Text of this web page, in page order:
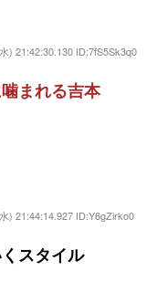
) 21:42:30.130 ID:7fS5Sk3q0
まれる吉本
) 21:44:14.927 ID:Y6gZirko0
スタイル